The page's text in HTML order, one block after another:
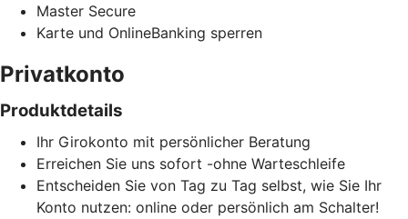
Master Secure
Karte und OnlineBanking sperren
Privatkonto
Produktdetails
Ihr Girokonto mit persönlicher Beratung
Erreichen Sie uns sofort -ohne Warteschleife
Entscheiden Sie von Tag zu Tag selbst, wie Sie Ihr
Konto nutzen: online oder persönlich am Schalter!